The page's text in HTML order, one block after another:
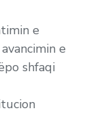
e
e
shfaqi